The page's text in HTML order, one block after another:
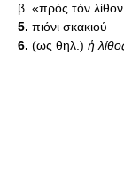
β. «πρὸς τὸν λίθον
5. πιόνι σκακιού
6. (ως θηλ.) ἡ